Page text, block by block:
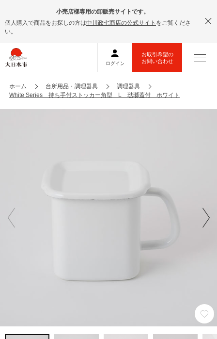
小売店様専用の卸販売サイトです。
個人購入で商品をお探しの方は中川政七商店の公式サイト をご覧くださ
い。
ホーム 台所用品・調理器具
調理器具
White Series 持ち手付ストッカー角型 L 琺瑯蓋付 ホワイト